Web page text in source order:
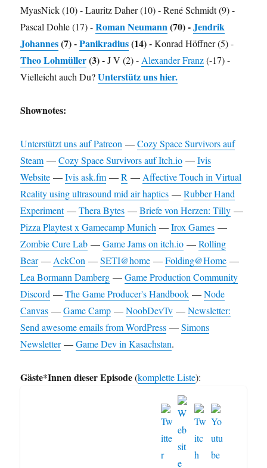
MyasNick (10) - Lauritz Daher (10) - René Schmidt (9) -
Pascal Dohle (17) -Roman Neumann(70) -Jendrik
Johannes(7) -Panikradius(14) -Konrad Höffner (5) -
Theo Lohmüller(3) -J V (2) - Alexander Franz(-17) -
Vielleicht auch Du?Unterstütz uns hier.
Shownotes:
Unterstützt uns auf Patreon —Cozy Space Survivors auf
Steam —Cozy Space Survivors auf Itch.io —Ivis
Website —Ivis ask.fm —R — Affective Touch in Virtual
Reality using ultrasound mid air haptics —Rubber Hand
Experiment—Thera Bytes —Briefe von Herzen: Tilly —
Pizza Playtest x Gamecamp Munich —Irox Games —
Zombie Cure Lab —Game Jams on itch.io —Rolling
Bear— AckCon —SETI@home —Folding@Home —
Lea Bormann Damberg —Game Production Community
Discord —The Game Producer's Handbook —Node
Canvas —Game Camp —NoobDevTv —Newsletter:
Send awesome emails from WordPress —Simons
Newsletter—Game Dev in Kasachstan.
Gäste*Innen dieser Episode(komplette Liste):